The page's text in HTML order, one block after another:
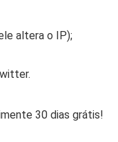
altera o IP);
30 dias grátis!